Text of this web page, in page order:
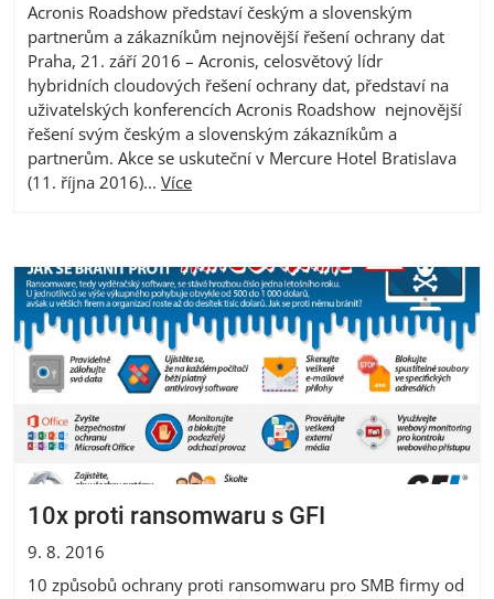
Acronis Roadshow představí českým a slovenským
partnerům a zákazníkům nejnovější řešení ochrany dat
Praha, 21. září 2016 – Acronis, celosvětový lídr
hybridních cloudových řešení ochrany dat, představí na
uživatelských konferencích Acronis Roadshow nejnovější
řešení svým českým a slovenským zákazníkům a
partnerům. Akce se uskuteční v Mercure Hotel Bratislava
(11. října 2016)... Více
10x proti ransomwaru s GFI
9. 8. 2016
10 způsobů ochrany proti ransomwaru pro SMB firmy od